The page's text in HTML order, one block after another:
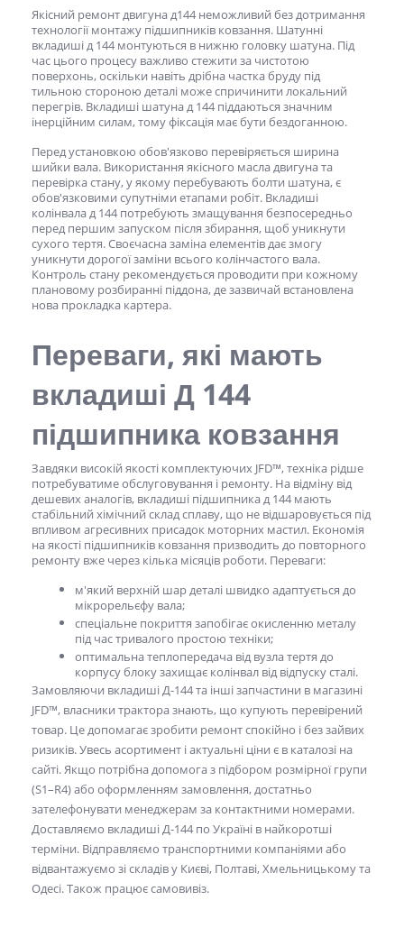
Якісний ремонт двигуна д144 неможливий без дотримання
технології монтажу підшипників ковзання. Шатунні
вкладиші д 144 монтуються в нижню головку шатуна. Під
час цього процесу важливо стежити за чистотою
поверхонь, оскільки навіть дрібна частка бруду під
тильною стороною деталі може спричинити локальний
перегрів. Вкладиші шатуна д 144 піддаються значним
інерційним силам, тому фіксація має бути бездоганною.
Перед установкою обов'язково перевіряється ширина
шийки вала. Використання якісного масла двигуна та
перевірка стану, у якому перебувають болти шатуна, є
обов'язковими супутніми етапами робіт. Вкладиші
колінвала д 144 потребують змащування безпосередньо
перед першим запуском після збирання, щоб уникнути
сухого тертя. Своєчасна заміна елементів дає змогу
уникнути дорогої заміни всього колінчастого вала.
Контроль стану рекомендується проводити при кожному
плановому розбиранні піддона, де зазвичай встановлена
нова прокладка картера.
Переваги, які мають
вкладиші Д 144
підшипника ковзання
Завдяки високій якості комплектуючих JFD™, техніка рідше
потребуватиме обслуговування і ремонту. На відміну від
дешевих аналогів, вкладиші підшипника д 144 мають
стабільний хімічний склад сплаву, що не відшаровується під
впливом агресивних присадок моторних мастил. Економія
на якості підшипників ковзання призводить до повторного
ремонту вже через кілька місяців роботи. Переваги:
м'який верхній шар деталі швидко адаптується до
мікрорельєфу вала;
спеціальне покриття запобігає окисленню металу
під час тривалого простою техніки;
оптимальна теплопередача від вузла тертя до
корпусу блоку захищає колінвал від відпуску сталі.
Замовляючи вкладиші Д-144та інші запчастини в магазині
JFD™, власники трактора знають, що купують перевірений
товар. Це допомагає зробити ремонт спокійно і без зайвих
ризиків. Увесь асортимент і актуальні ціни є в каталозі на
сайті. Якщо потрібна допомога з підбором розмірної групи
(S1–R4) або оформленням замовлення, достатньо
зателефонувати менеджерам за контактними номерами.
Доставляємо вкладиші Д-144 по Україні в найкоротші
терміни. Відправляємо транспортними компаніями або
відвантажуємо зі складів у Києві, Полтаві, Хмельницькому та
Одесі. Також працює самовивіз.